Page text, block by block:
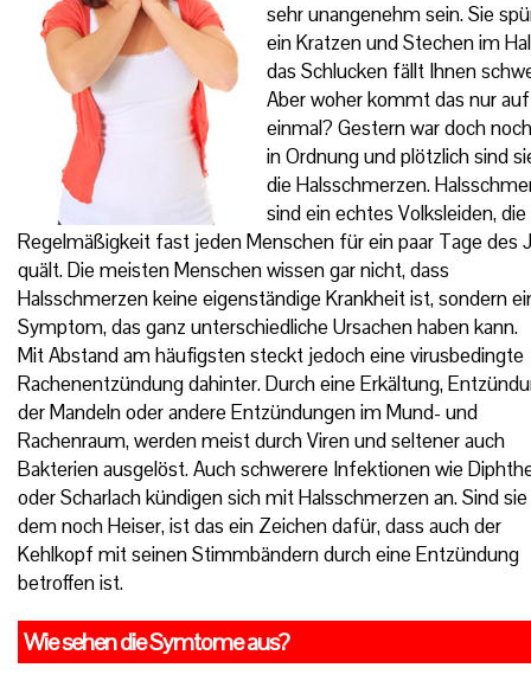
sehr unangenehm sein. Sie
ein Kratzen und Stechen im
das Schlucken fällt Ihnen
Aber woher kommt das nur auf
einmal? Gestern war doch
in Ordnung und plötzlich sind
die Halsschmerzen.
sind ein echtes Volksleiden, die
Regelmäßigkeit fast jeden Menschen für ein paar Tage des
quält. Die meisten Menschen wissen gar nicht, dass
Halsschmerzen keine eigenständige Krankheit ist, sondern
Symptom, das ganz unterschiedliche Ursachen haben kann.
Mit Abstand am häufigsten steckt jedoch eine virusbedingte
Rachenentzündung dahinter. Durch eine Erkältung,
der Mandeln oder andere Entzündungen im Mund- und
Rachenraum, werden meist durch Viren und seltener auch
Bakterien ausgelöst. Auch schwerere Infektionen wie
oder Scharlach kündigen sich mit Halsschmerzen an. Sind
dem noch Heiser, ist das ein Zeichen dafür, dass auch der
Kehlkopf mit seinen Stimmbändern durch eine Entzündung
betroffen ist.
Wie sehen die Symtome aus?